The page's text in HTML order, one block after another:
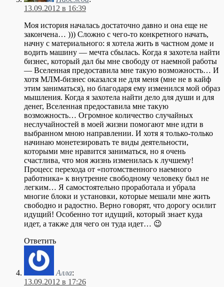
13.09.2012 в 16:39
Моя история началась достаточно давно и она еще не
закончена… ))) Сложно с чего-то конкретного начать,
начну с материального: я хотела жить в частном доме и
водить машину — мечта сбылась. Когда я захотела найти
бизнес, который дал бы мне свободу от наемной работы
— Вселенная предоставила мне такую возможность… И
хотя МЛМ-бизнес оказался не для меня (мне не в кайф
этим заниматься), но благодаря ему изменился мой образ
мышления. Когда я захотела найти дело для души и для
денег, Вселенная предоставила мне такую
возможность… Огромное количество случайных
неслучайностей в моей жизни помогают мне идти в
выбранном мною направлении. И хотя я только-только
начинаю монетезировать те виды деятельности,
которыми мне нравится заниматься, но я очень
счастлива, что моя жизнь изменилась к лучшему!
Процесс перехода от «потомственного наемного
работника» к внутренне свободному человеку был не
легким… Я самостоятельно проработала и убрала
многие блоки и установки, которые мешали мне жить
свободно и радостно. Верно говорят, что дорогу осилит
идущий! Особенно тот идущий, который знает куда
идет, а также для чего он туда идет… 😉
Ответить
Алла:
13.09.2012 в 17:26